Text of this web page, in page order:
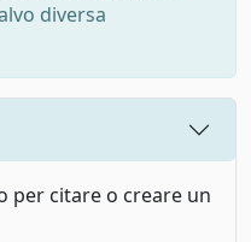
diversa
per citare o creare un